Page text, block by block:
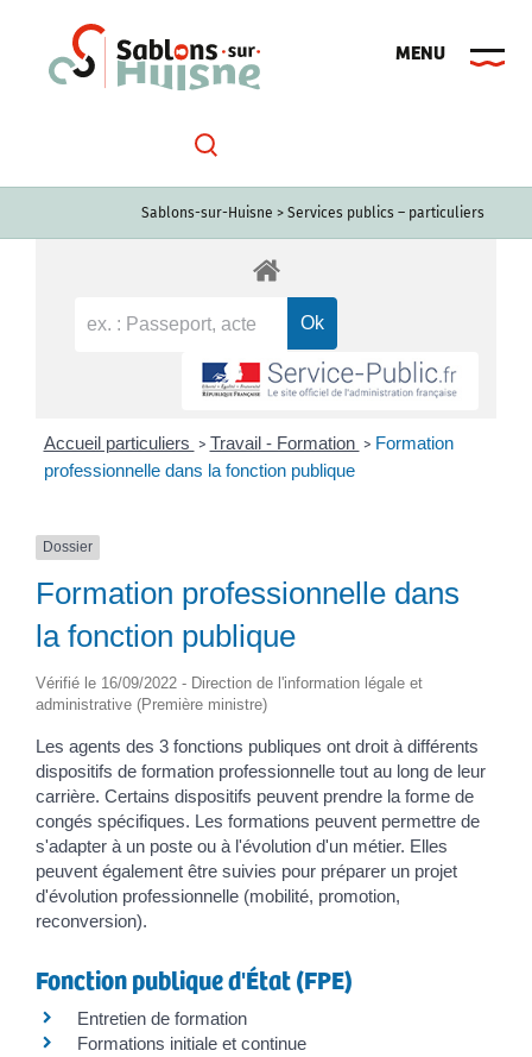
Sablons-sur-Huisne > Services publics – particuliers
Accueil particuliers > Travail - Formation > Formation
professionnelle dans la fonction publique
Dossier
Formation professionnelle dans
la fonction publique
Vérifié le 16/09/2022 - Direction de l'information légale et
administrative (Première ministre)
Les agents des 3 fonctions publiques ont droit à différents
dispositifs de formation professionnelle tout au long de leur
carrière. Certains dispositifs peuvent prendre la forme de
congés spécifiques. Les formations peuvent permettre de
s'adapter à un poste ou à l'évolution d'un métier. Elles
peuvent également être suivies pour préparer un projet
d'évolution professionnelle (mobilité, promotion,
reconversion).
Fonction publique d'État (FPE)
Entretien de formation
Formations initiale et continue